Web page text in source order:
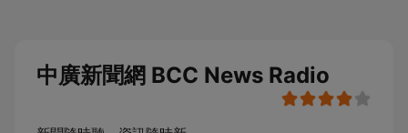
中廣新聞網 BCC News Radio